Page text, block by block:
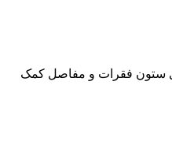
قرار بگیرند. این ویژگی به کاهش فشار بر روی ستون فقرات و مفاصل کمک